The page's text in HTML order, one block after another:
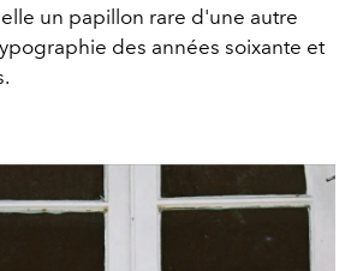
un papillon rare d'une autre
des années soixante et